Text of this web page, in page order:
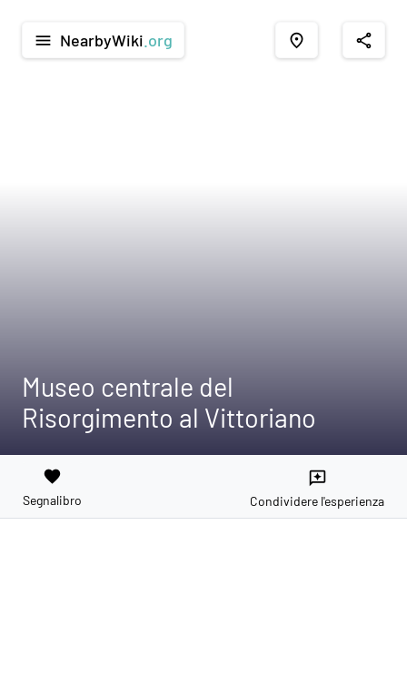
menu NearbyWiki .org place share
Museo centrale del
Risorgimento al Vittoriano
favorite
Segnalibro
reviews
Condividere l'esperienza